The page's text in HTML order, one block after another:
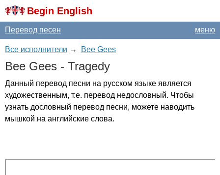
Begin English
меню
Перевод песен
Все исполнители → Bee Gees
Bee Gees - Tragedy
Данный перевод песни на русском языке является
художественным, т.е. перевод недословный. Чтобы
узнать дословный перевод песни, можете наводить
мышкой на английские слова.